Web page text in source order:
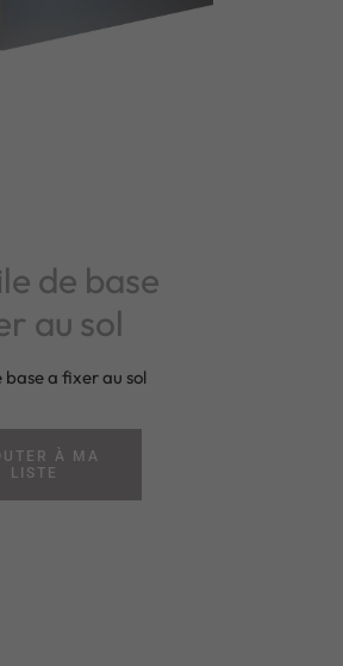
de base
au sol
base a fixer au sol
À MA
LISTE